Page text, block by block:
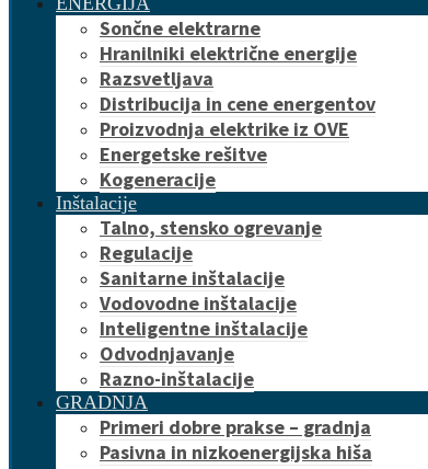
Sončne elektrarne
Hranilniki električne energije
Razsvetljava
Distribucija in cene energentov
Proizvodnja elektrike iz OVE
Energetske rešitve
Kogeneracije
Inštalacije
Talno, stensko ogrevanje
Regulacije
Sanitarne inštalacije
Vodovodne inštalacije
Inteligentne inštalacije
Odvodnjavanje
Razno-inštalacije
GRADNJA
Primeri dobre prakse – gradnja
Pasivna in nizkoenergijska hiša